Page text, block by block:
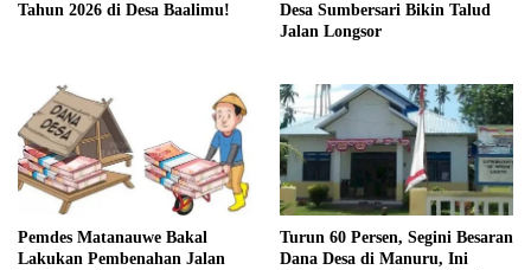
Tahun 2026 di Desa Baalimu!
Desa Sumbersari Bikin Talud
Jalan Longsor
Pemdes Matanauwe Bakal
Lakukan Pembenahan Jalan
Turun 60 Persen, Segini Besaran
Dana Desa di Manuru, Ini